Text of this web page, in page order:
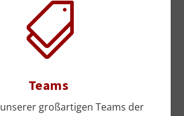

Teams
großartigen Teams der